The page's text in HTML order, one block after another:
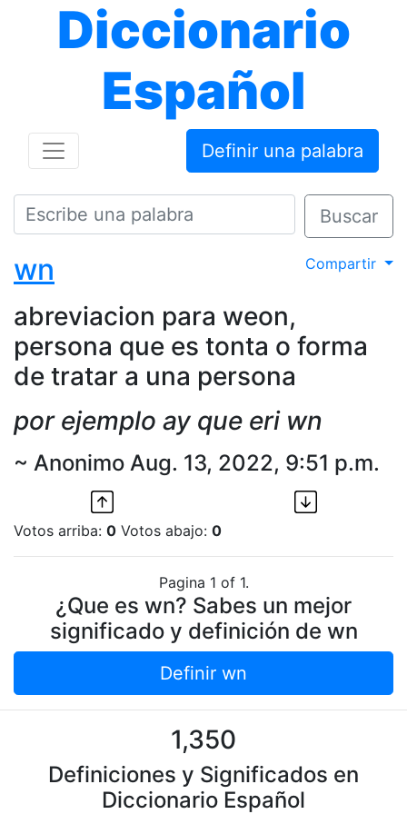
Diccionario
Español
Definir una palabra
Buscar
Compartir
wn
abreviacion para weon,
persona que es tonta o forma
de tratar a una persona
por ejemplo ay que eri wn
~ Anonimo Aug. 13, 2022, 9:51 p.m.
Votos arriba: 0 Votos abajo: 0
Pagina 1 of 1.
¿Que es wn? Sabes un mejor
significado y definición de wn
Definir wn
1,350
Definiciones y Significados en
Diccionario Español